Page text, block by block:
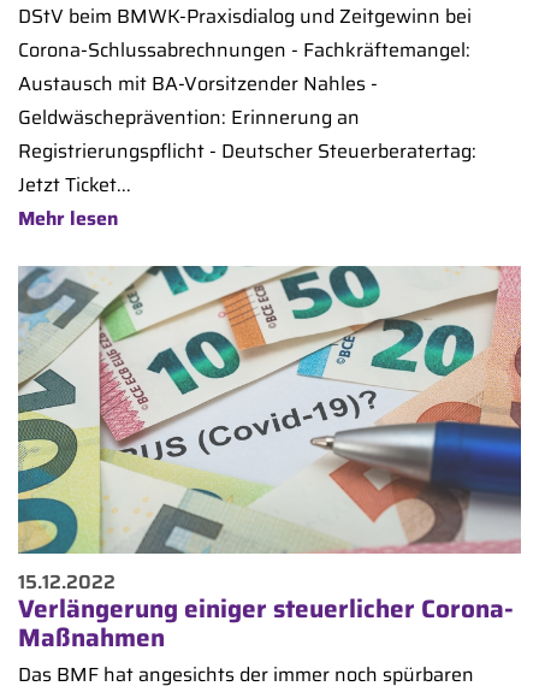
DStV beim BMWK-Praxisdialog und Zeitgewinn bei
Corona-Schlussabrechnungen - Fachkräftemangel:
Austausch mit BA-Vorsitzender Nahles -
Geldwäscheprävention: Erinnerung an
Registrierungspflicht - Deutscher Steuerberatertag:
Jetzt Ticket...
Mehr lesen
15.12.2022
Verlängerung einiger steuerlicher Corona-
Maßnahmen
Das BMF hat angesichts der immer noch spürbaren